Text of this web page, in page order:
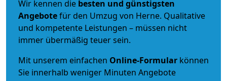
Wir kennen die besten und günstigsten
Angebotefür den Umzug von Herne. Qualitative
und kompetente Leistungen – müssen nicht
immer übermäßig teuer sein.
Mit unserem einfachen Online-Formular können
Sie innerhalb weniger Minuten Angebote